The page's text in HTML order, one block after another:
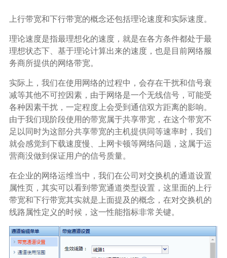
生产制造业
IT互联网行业
影视制作业
上行带宽和下行带宽的概念还包括理论速度和实际速度。
理论速度是指最理想化的速度，就是在各方条件都处于最
理想状态下、基于理论计算出来的速度，也是目前网络服
务商所提供的网络带宽。
实际上，我们在使用网络的过程中，会存在干扰和信号衰
减等其他不可控因素，由于网络是一个无线信号，可能受
各种因素干扰，一定程度上会受到通信双方距离的影响。
由于我们现阶段使用的带宽属于共享带宽，在这个带宽不
足以同时为这部分共享带宽的主机提供同等速率时，我们
就会感觉到下载速度慢、上网卡顿等网络问题，这属于运
营商没做到保证用户的信号质量。
在企业的网络运维当中，我们在公司对交换机的通道设置
属性页，其实可以看到带宽通道类型设置，这里面的上行
带宽和下行带宽其实就是上面提及的概念，在对交换机的
线路属性定义的时候，这一性能指标非常关键。